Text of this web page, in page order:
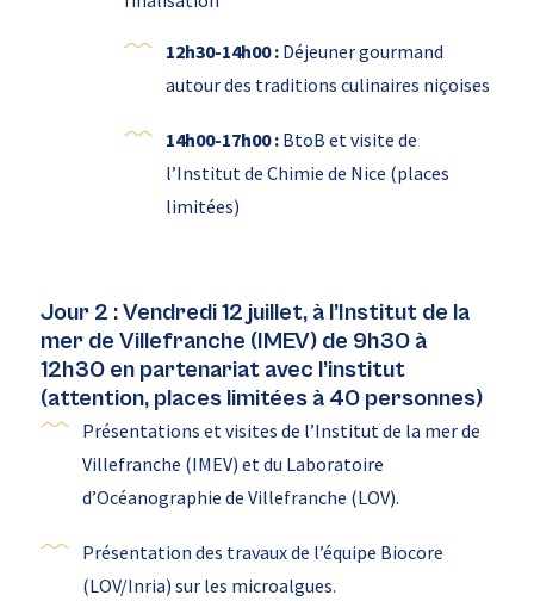
12h30-14h00 :Déjeuner gourmand
autour des traditions culinaires niçoises
14h00-17h00 : BtoB et visite de
l’Institut de Chimie de Nice (places
limitées)
Jour 2 : Vendredi 12 juillet, à l’Institut de la
mer de Villefranche (IMEV) de 9h30 à
12h30 en partenariat avec l’institut
(attention, places limitées à 40 personnes)
Présentations et visites de l’Institut de la mer de
Villefranche (IMEV) et du Laboratoire
d’Océanographie de Villefranche (LOV).
Présentation des travaux de l’équipe Biocore
(LOV/Inria) sur les microalgues.